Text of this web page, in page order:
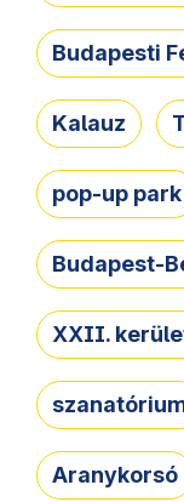
Budapesti
Kalauz
pop-up park
Budapest-
XXII.
Aranykorsó